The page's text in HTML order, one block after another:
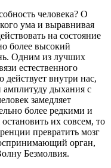
человека? О
ума и выравнивая
на состояние
более высокий
Одним из лучших
естественного
внутри нас,
амплитуду дыхания с
замедляет
более редкими и
их совсем, то
превратить мозг
орган,
Безмолвия.